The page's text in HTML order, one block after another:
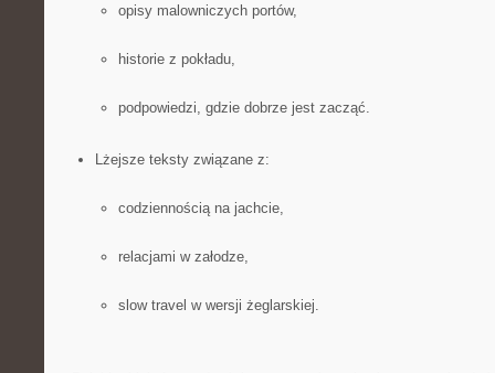
opisy malowniczych portów,
historie z pokładu,
podpowiedzi, gdzie dobrze jest zacząć.
Lżejsze teksty związane z:
codziennością na jachcie,
relacjami w załodze,
slow travel w wersji żeglarskiej.